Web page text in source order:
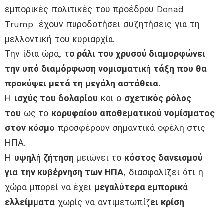
εμπορικές πολιτικές του προέδρου Donad
Trump έχουν πυροδοτήσει συζητήσεις για τη
μελλοντική του κυριαρχία.
Την ίδια ώρα, το ράλι του χρυσού διαμορφώνει
την υπό διαμόρφωση νομισματική τάξη που θα
προκύψει μετά τη μεγάλη αστάθεια.
Η ισχύς του δολαρίου και ο σχετικός ρόλος
του ως το κορυφαίου αποθεματικού νομίσματος
στον κόσμο προσφέρουν σημαντικά οφέλη στις
ΗΠΑ.
Η υψηλή ζήτηση μειώνει το κόστος δανεισμού
για την κυβέρνηση των ΗΠΑ, διασφαλίζει ότι η
χώρα μπορεί να έχει μεγαλύτερα εμπορικά
ελλείμματα χωρίς να αντιμετωπίζει κρίση